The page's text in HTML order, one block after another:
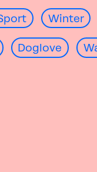
Winter
Doglove